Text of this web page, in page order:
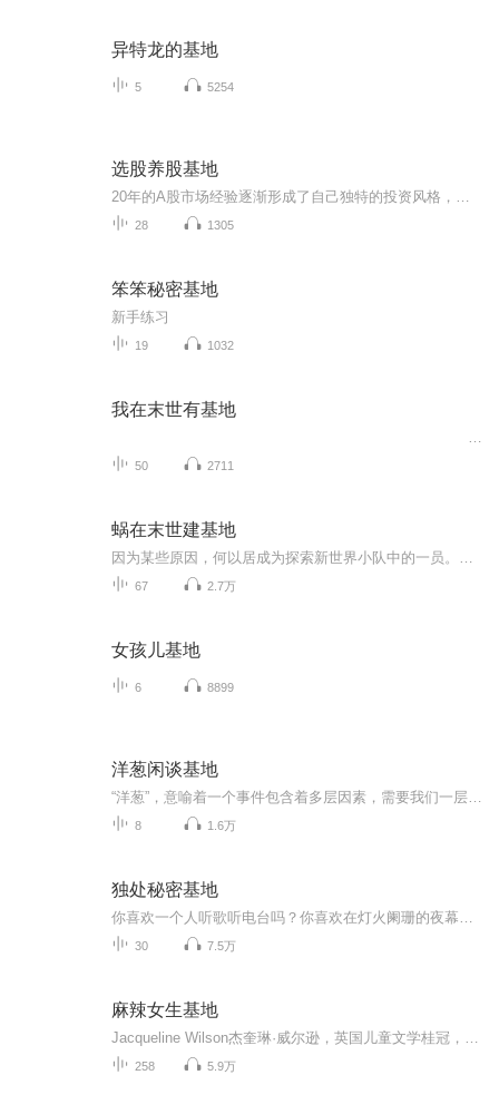
异特龙的基地
5 5254
选股养股基地
28 1305
笨笨秘密基地
新手练习
19 1032
我在末世有基地
50 2711
蜗在末世建基地
67 2.7万
女孩儿基地
6 8899
洋葱闲谈基地
8 1.6万
独处秘密基地
30 7.5万
麻辣女生基地
258 5.9万